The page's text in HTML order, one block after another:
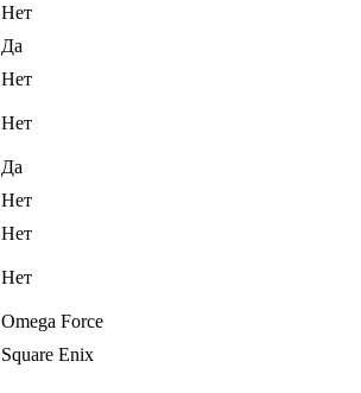
Нет
Да
Нет
Нет
Да
Нет
Нет
Нет
Omega Force
Square Enix